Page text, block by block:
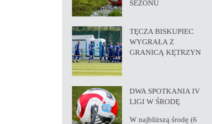
SEZONU
TĘCZA BISKUPIEC
WYGRAŁA Z
GRANICĄ KĘTRZYN
DWA SPOTKANIA IV
LIGI W ŚRODĘ
W najbliższą środę (6